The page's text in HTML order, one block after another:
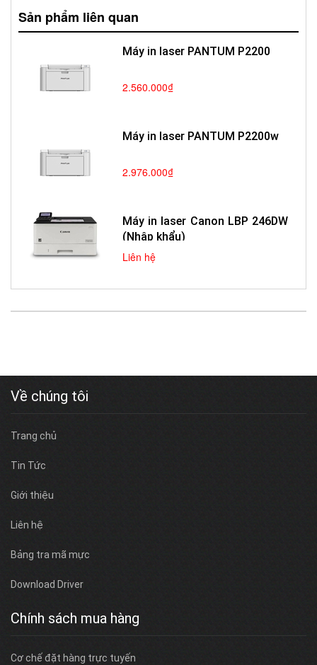
Sản phẩm liên quan
Máy in laser PANTUM P2200
2.560.000₫
Máy in laser PANTUM P2200w
2.976.000₫
Máy in laser Canon LBP 246DW
(Nhập khẩu)
Liên hệ
Về chúng tôi
Trang chủ
Tin Tức
Giới thiệu
Liên hệ
Bảng tra mã mực
Download Driver
Chính sách mua hàng
Cơ chế đặt hàng trực tuyến